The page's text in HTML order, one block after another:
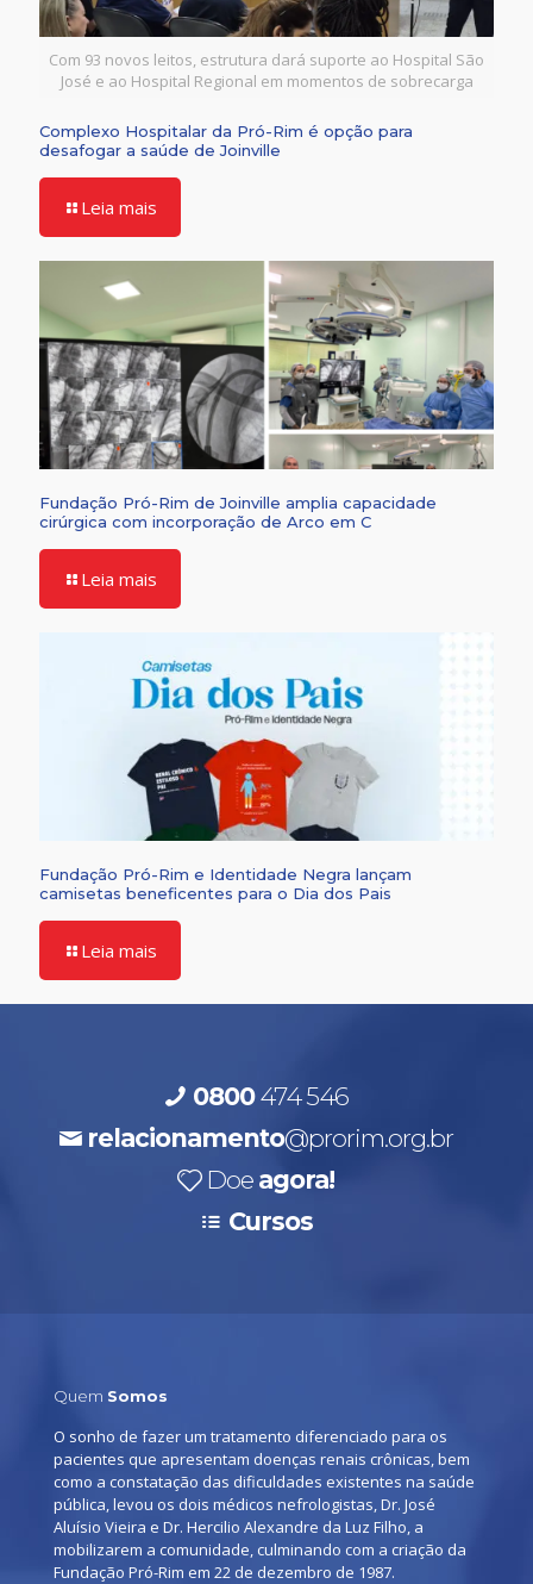
Com 93 novos leitos, estrutura dará suporte ao Hospital São
José e ao Hospital Regional em momentos de sobrecarga
Complexo Hospitalar da Pró-Rim é opção para
desafogar a saúde de Joinville
Leia mais
Fundação Pró-Rim de Joinville amplia capacidade
cirúrgica com incorporação de Arco em C
Leia mais
Fundação Pró-Rim e Identidade Negra lançam
camisetas beneficentes para o Dia dos Pais
Leia mais
0800474 546
relacionamento@prorim.org.br
Doe agora!
Cursos
Quem Somos
O sonho de fazer um tratamento diferenciado para os
pacientes que apresentam doenças renais crônicas, bem
como a constatação das dificuldades existentes na saúde
pública, levou os dois médicos nefrologistas, Dr. José
Aluísio Vieira e Dr. Hercilio Alexandre da Luz Filho, a
mobilizarem a comunidade, culminando com a criação da
Fundação Pró-Rim em 22 de dezembro de 1987.